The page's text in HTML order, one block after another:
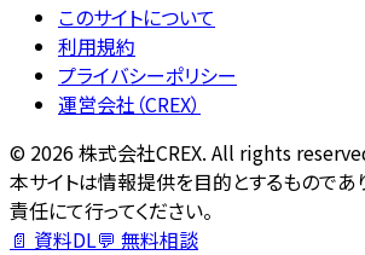
このサイトについて
利用規約
プライバシーポリシー
運営会社（CREX）
© 2026株式会社CREX. All rights
本サイトは情報提供を目的とするものであ
責任にて行ってください。
📄 資料DL💬 無料相談